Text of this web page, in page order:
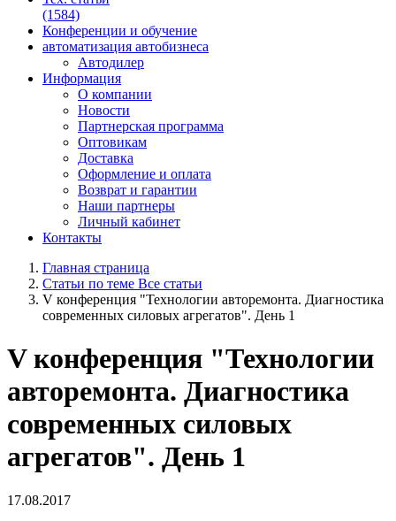
(1584)
Конференции и обучение
автоматизация автобизнеса
Автодилер
Информация
О компании
Новости
Партнерская программа
Оптовикам
Доставка
Оформление и оплата
Возврат и гарантии
Наши партнеры
Личный кабинет
Контакты
Главная страница
Статьи по теме Все статьи
V конференция "Технологии авторемонта. Диагностика
современных силовых агрегатов". День 1
V конференция "Технологии
авторемонта. Диагностика
современных силовых
агрегатов". День 1
17.08.2017